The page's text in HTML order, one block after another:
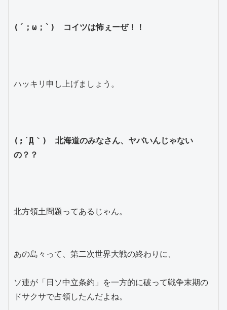
(´；ω；`)　コイツは怖ぇーぜ！！
ハッキリ申し上げましょう。
(;´Д｀)　北海道のみなさん、ヤバいんじゃない
の？？
北方領土問題ってあるじゃん。
あの島々って、第二次世界大戦の終わりに、
ソ連が「日ソ中立条約」を一方的に破って戦争末期の
ドサクサで占領したんだよね。